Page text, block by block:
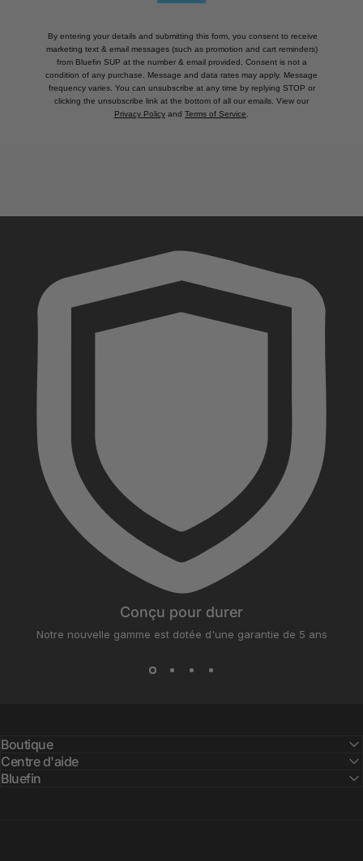
By entering your details and submitting this form, you consent to receive
marketing text & email messages (such as promotion and cart reminders)
from Bluefin SUP at the number & email provided, Consent is not a
condition of any purchase. Message and data rates may apply. Message
frequency varies. You can unsubscribe at any time by replying STOP or
clicking the unsubscribe link at the bottom of all our emails. View our
Privacy Policy and Terms of Service.
Conçu pour durer
Notre nouvelle gamme est dotée d'une garantie de 5 ans
Boutique
Centre d'aide
Bluefin